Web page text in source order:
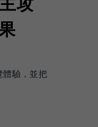
驗，並把